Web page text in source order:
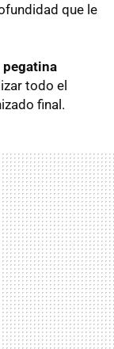
que le
todo el
final.